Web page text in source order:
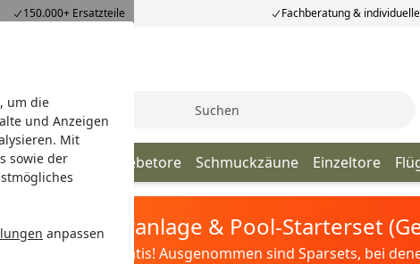
um die
und Anzeigen
Mit
sowie der
anpassen
150.000+ Ersatzteile Fachberatung &
Suche
Gabionen Schiebetore Schmuckzäune Einzeltore
Sandfilteranlage & Pool-Starterset
Filter&Pflege gratis! Ausgenommen sind Sparsets, bei